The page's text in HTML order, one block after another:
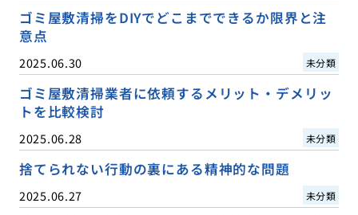
ゴミ屋敷清掃をDIYでどこまでできるか限界と注
意点
2025.06.30 未分類
ゴミ屋敷清掃業者に依頼するメリット・デメリッ
トを比較検討
2025.06.28 未分類
捨てられない行動の裏にある精神的な問題
2025.06.27 未分類